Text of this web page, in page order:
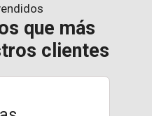
que más
clientes